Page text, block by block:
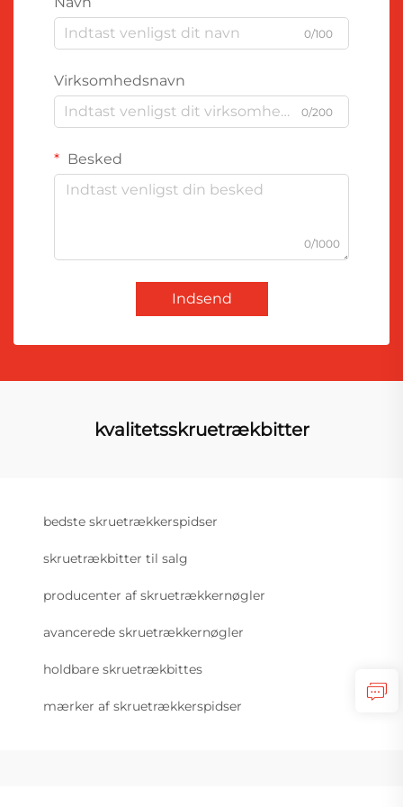
0/100
Virksomhedsnavn
0/200
Besked
0/1000
Indsend
kvalitetsskruetrækbitter
bedste skruetrækkerspidser
skruetrækbitter til salg
producenter af skruetrækkernøgler
avancerede skruetrækkernøgler
holdbare skruetrækbittes
mærker af skruetrækkerspidser